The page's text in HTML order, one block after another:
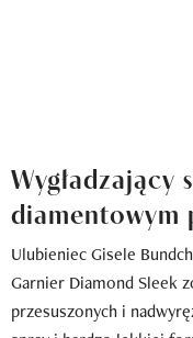
Wygładzający
diamentowym
Ulubieniec Gisele
Garnier Diamond Sleek
przesuszonych i